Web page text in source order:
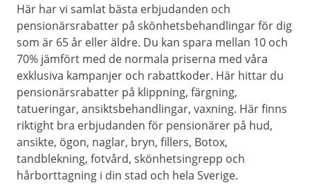
Här har vi samlat bästa erbjudanden och
pensionärsrabatter på skönhetsbehandlingar för dig
som är 65 år eller äldre. Du kan spara mellan 10 och
70% jämfört med de normala priserna med våra
exklusiva kampanjer och rabattkoder. Här hittar du
pensionärsrabatter på klippning, färgning,
tatueringar, ansiktsbehandlingar, vaxning. Här finns
riktight bra erbjudanden för pensionärer på hud,
ansikte, ögon, naglar, bryn, fillers, Botox,
tandblekning, fotvård, skönhetsingrepp och
hårborttagning i din stad och hela Sverige.